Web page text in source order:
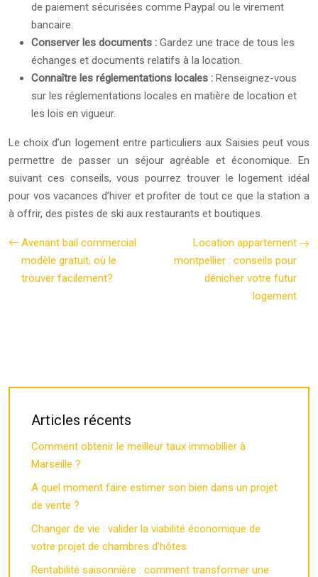
de paiement sécurisées comme Paypal ou le virement
bancaire.
Conserver les documents : Gardez une trace de tous les
échanges et documents relatifs à la location.
Connaître les réglementations locales : Renseignez-vous
sur les réglementations locales en matière de location et
les lois en vigueur.
Le choix d’un logement entre particuliers aux Saisies peut vous
permettre de passer un séjour agréable et économique. En
suivant ces conseils, vous pourrez trouver le logement idéal
pour vos vacances d’hiver et profiter de tout ce que la station a
à offrir, des pistes de ski aux restaurants et boutiques.
Avenant bail commercial
modèle gratuit, où le
trouver facilement?
Location appartement
montpellier : conseils pour
dénicher votre futur
logement
Articles récents
Comment obtenir le meilleur taux immobilier à
Marseille ?
A quel moment faire estimer son bien dans un projet
de vente ?
Changer de vie : valider la viabilité économique de
votre projet de chambres d’hôtes
Rentabilité saisonnière : comment transformer une